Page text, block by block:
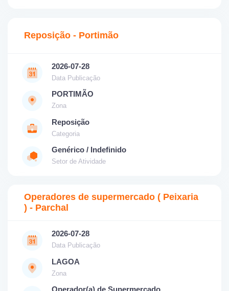
Reposição - Portimão
2026-07-28
Data Publicação
PORTIMÃO
Zona
Reposição
Categoria
Genérico / Indefinido
Setor de Atividade
Operadores de supermercado ( Peixaria
) - Parchal
2026-07-28
Data Publicação
LAGOA
Zona
Operador(a) de Supermercado